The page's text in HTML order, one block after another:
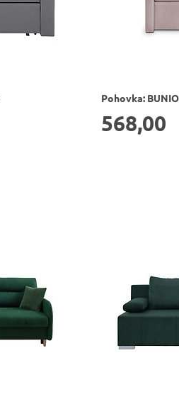
Pohovka:
568,00